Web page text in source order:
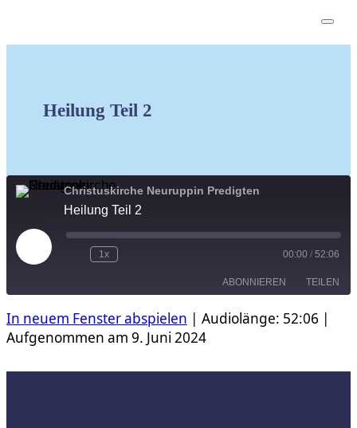
Heilung Teil 2
Christuskirche Neuruppin Predigten
Heilung Teil 2
Play
Episode
1x 00:00 / 52:06
ABONNIEREN TEILEN
RSS FEED
TEILEN
In neuem Fenster abspielen | Audiolänge: 52:06 |
Aufgenommen am 9. Juni 2024